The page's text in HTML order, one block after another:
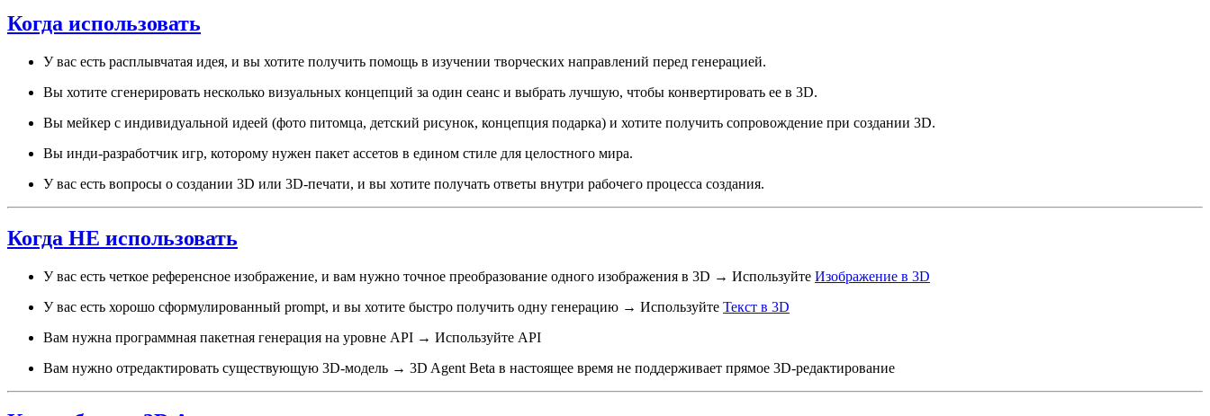
Когда использовать
У вас есть расплывчатая идея, и вы хотите получить помощь в изучении творческих направлений перед генерацией.
Вы хотите сгенерировать несколько визуальных концепций за один сеанс и выбрать лучшую, чтобы конвертировать ее в 3D.
Вы мейкер с индивидуальной идеей (фото питомца, детский рисунок, концепция подарка) и хотите получить сопровождение при создании 3D.
Вы инди-разработчик игр, которому нужен пакет ассетов в едином стиле для целостного мира.
У вас есть вопросы о создании 3D или 3D-печати, и вы хотите получать ответы внутри рабочего процесса создания.
Когда НЕ использовать
У вас есть четкое референсное изображение, и вам нужно точное преобразование одного изображения в 3D → Используйте Изображение в 3D
У вас есть хорошо сформулированный prompt, и вы хотите быстро получить одну генерацию → Используйте Текст в 3D
Вам нужна программная пакетная генерация на уровне API → Используйте API
Вам нужно отредактировать существующую 3D-модель → 3D Agent Beta в настоящее время не поддерживает прямое 3D-редактирование